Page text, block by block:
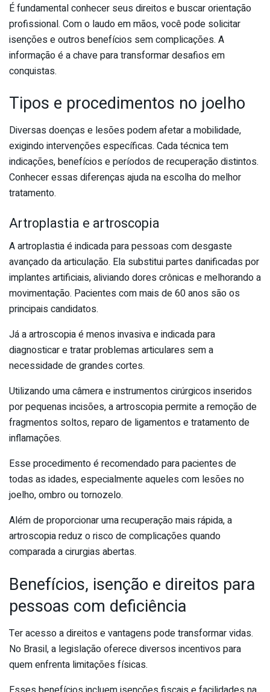
É fundamental conhecer seus direitos e buscar orientação
profissional. Com o laudo em mãos, você pode solicitar
isenções e outros benefícios sem complicações. A
informação é a chave para transformar desafios em
conquistas.
Tipos e procedimentos no joelho
Diversas doenças e lesões podem afetar a mobilidade,
exigindo intervenções específicas. Cada técnica tem
indicações, benefícios e períodos de recuperação distintos.
Conhecer essas diferenças ajuda na escolha do melhor
tratamento.
Artroplastia e artroscopia
A artroplastia é indicada para pessoas com desgaste
avançado da articulação. Ela substitui partes danificadas por
implantes artificiais, aliviando dores crônicas e melhorando a
movimentação. Pacientes com mais de 60 anos são os
principais candidatos.
Já a artroscopia é menos invasiva e indicada para
diagnosticar e tratar problemas articulares sem a
necessidade de grandes cortes.
Utilizando uma câmera e instrumentos cirúrgicos inseridos
por pequenas incisões, a artroscopia permite a remoção de
fragmentos soltos, reparo de ligamentos e tratamento de
inflamações.
Esse procedimento é recomendado para pacientes de
todas as idades, especialmente aqueles com lesões no
joelho, ombro ou tornozelo.
Além de proporcionar uma recuperação mais rápida, a
artroscopia reduz o risco de complicações quando
comparada a cirurgias abertas.
Benefícios, isenção e direitos para
pessoas com deficiência
Ter acesso a direitos e vantagens pode transformar vidas.
No Brasil, a legislação oferece diversos incentivos para
quem enfrenta limitações físicas.